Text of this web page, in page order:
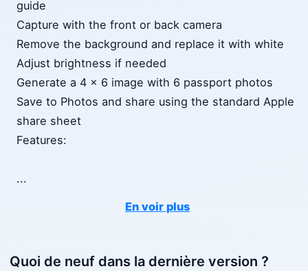
guide
Capture with the front or back camera
Remove the background and replace it with white
Adjust brightness if needed
Generate a 4 x 6 image with 6 passport photos
Save to Photos and share using the standard Apple
share sheet
Features:
...
En voir plus
Quoi de neuf dans la dernière version ?